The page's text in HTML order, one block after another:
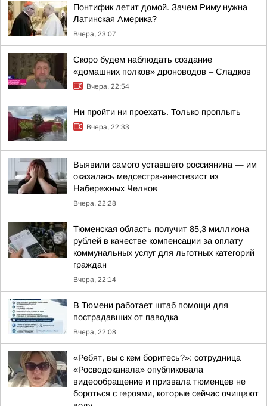
Понтифик летит домой. Зачем Риму нужна
Латинская Америка?
Вчера, 23:07
Скоро будем наблюдать создание
«домашних полков» дроноводов – Сладков
Вчера, 22:54
Ни пройти ни проехать. Только проплыть
Вчера, 22:33
Выявили самого уставшего россиянина — им
оказалась медсестра-анестезист из
Набережных Челнов
Вчера, 22:28
Тюменская область получит 85,3 миллиона
рублей в качестве компенсации за оплату
коммунальных услуг для льготных категорий
граждан
Вчера, 22:14
В Тюмени работает штаб помощи для
пострадавших от паводка
Вчера, 22:08
«Ребят, вы с кем боритесь?»: сотрудница
«Росводоканала» опубликовала
видеообращение и призвала тюменцев не
бороться с героями, которые сейчас очищают